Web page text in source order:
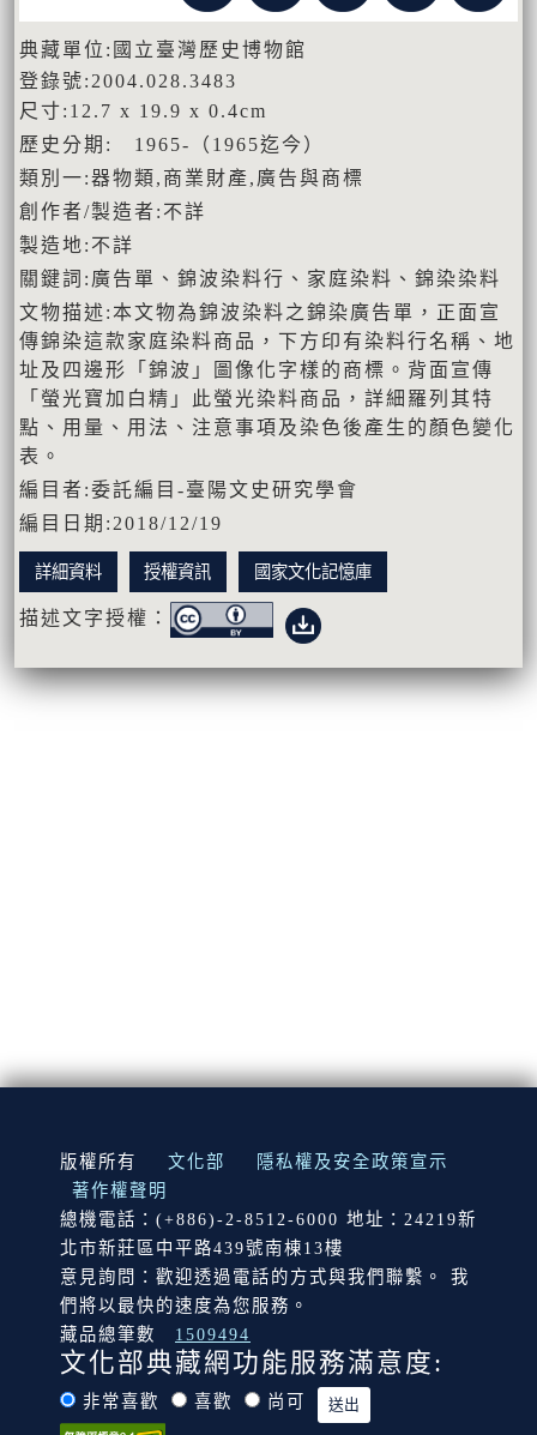
典藏單位:國立臺灣歷史博物館
登錄號:2004.028.3483
尺寸:12.7 x 19.9 x 0.4cm
歷史分期: 1965-（1965迄今）
類別一:器物類,商業財產,廣告與商標
創作者/製造者:不詳
製造地:不詳
關鍵詞:廣告單、錦波染料行、家庭染料、錦染染料
文物描述:本文物為錦波染料之錦染廣告單，正面宣
傳錦染這款家庭染料商品，下方印有染料行名稱、地
址及四邊形「錦波」圖像化字樣的商標。背面宣傳
「螢光寶加白精」此螢光染料商品，詳細羅列其特
點、用量、用法、注意事項及染色後產生的顏色變化
表。
編目者:委託編目-臺陽文史研究學會
編目日期:2018/12/19
詳細資料 授權資訊 國家文化記憶庫
描述文字授權：
:::
版權所有 文化部
隱私權及安全政策宣示
著作權聲明
總機電話：(+886)-2-8512-6000 地址：24219新
北市新莊區中平路439號南棟13樓
意見詢問：歡迎透過電話的方式與我們聯繫。 我
們將以最快的速度為您服務。
藏品總筆數
1509494
文化部典藏網功能服務滿意度:
非常喜歡 喜歡 尚可